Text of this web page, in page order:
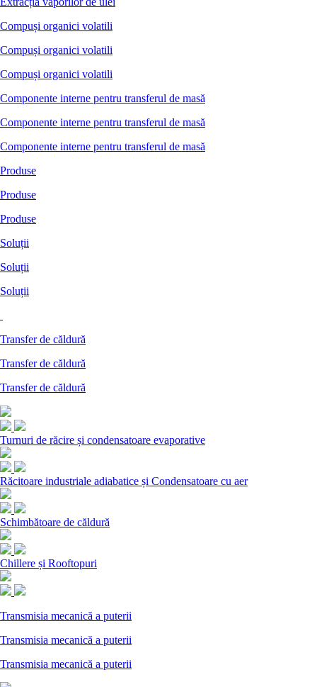
Compuși organici volatili
Compuși organici volatili
Compuși organici volatili
Componente interne pentru transferul de masă
Componente interne pentru transferul de masă
Componente interne pentru transferul de masă
Produse
Produse
Produse
Soluții
Soluții
Soluții
Transfer de căldură
Transfer de căldură
Transfer de căldură
Turnuri de răcire și condensatoare evaporative
Răcitoare industriale adiabatice și Condensatoare cu aer
Schimbătoare de căldură
Chillere și Rooftopuri
Transmisia mecanică a puterii
Transmisia mecanică a puterii
Transmisia mecanică a puterii